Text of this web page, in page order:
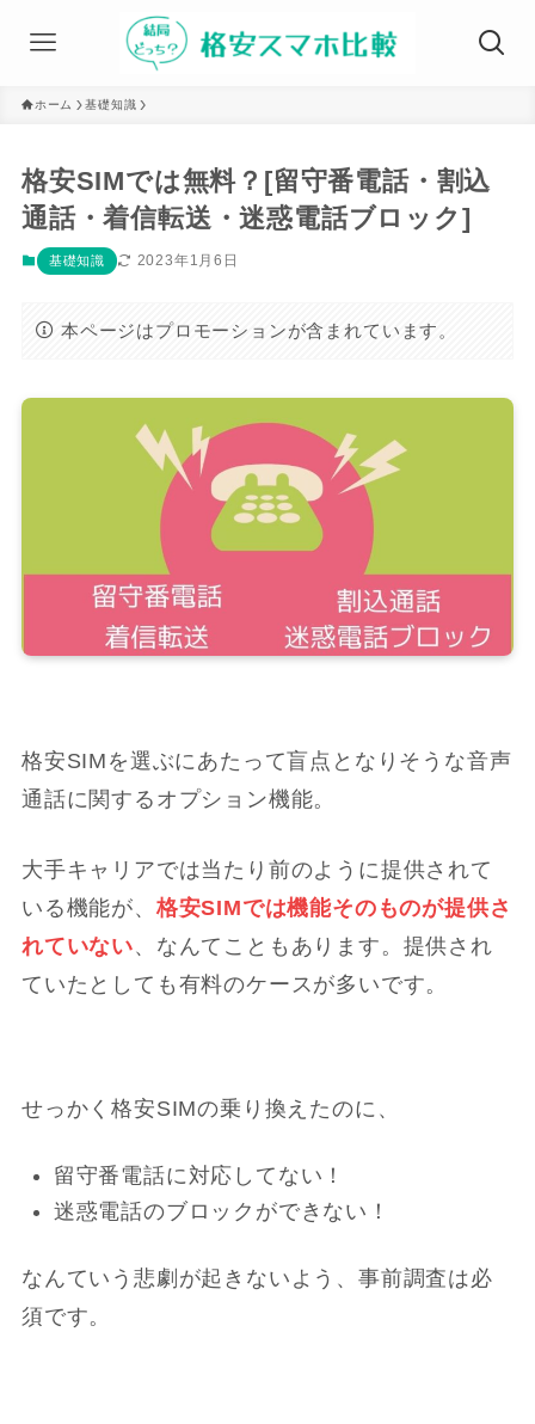
ホーム 基礎知識
格安SIMでは無料？[留守番電話・割込
通話・着信転送・迷惑電話ブロック]
基礎知識 2023年1月6日
本ページはプロモーションが含まれています。
格安SIMを選ぶにあたって盲点となりそうな音声
通話に関するオプション機能。
大手キャリアでは当たり前のように提供されて
いる機能が、 格安SIMでは機能そのものが提供さ
れていない、なんてこともあります。提供され
ていたとしても 有料のケースが多いです。
せっかく格安SIMの乗り換えたのに、
留守番電話に対応してない！
迷惑電話のブロックができない！
なんていう悲劇が起きないよう、事前調査は必
須です。